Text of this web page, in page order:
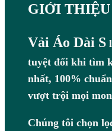
GIỚI
Vải Áo Dài S
tuyệt đối khi tìm
nhất, 100%
vượt trội mọi
Chúng tôi chọn